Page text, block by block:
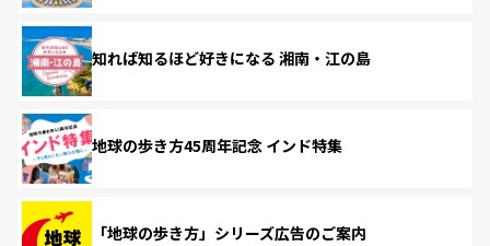
知れば知るほど好きになる 湘南・江の島
地球の歩き方45周年記念 インド特集
「地球の歩き方」シリーズ広告のご案内